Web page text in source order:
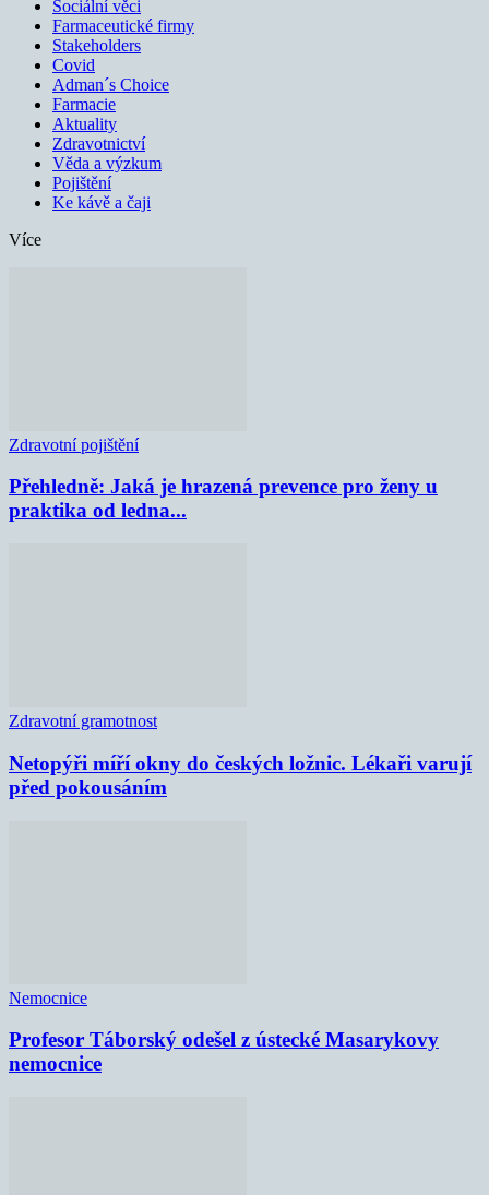
Sociální věci
Farmaceutické firmy
Stakeholders
Covid
Adman´s Choice
Farmacie
Aktuality
Zdravotnictví
Věda a výzkum
Pojištění
Ke kávě a čaji
Více
Zdravotní pojištění
Přehledně: Jaká je hrazená prevence pro ženy u
praktika od ledna...
Zdravotní gramotnost
Netopýři míří okny do českých ložnic. Lékaři varují
před pokousáním
Nemocnice
Profesor Táborský odešel z ústecké Masarykovy
nemocnice